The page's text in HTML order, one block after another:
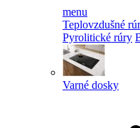
menu
Teplovzdušné
Pyrolitické rúry
Varné dosky